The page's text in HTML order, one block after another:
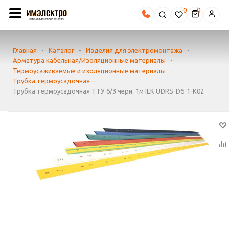
0
Главная - Каталог - Изделия для электромонтажа
-
Арматура кабельная/Изоляционные материалы
-
Термоусаживаемые и изоляционные материалы
-
Трубка термоусадочная
-
Трубка термоусадочная ТТУ 6/3 черн. 1м IEK UDRS-D6-1-K02